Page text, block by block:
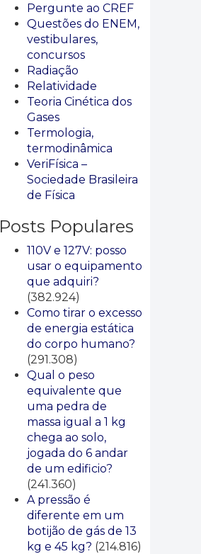
Pergunte ao CREF
Questões do ENEM,
vestibulares,
concursos
Radiação
Relatividade
Teoria Cinética dos
Gases
Termologia,
termodinâmica
VeriFísica –
Sociedade Brasileira
de Física
Posts Populares
110V e 127V: posso
usar o equipamento
que adquiri?
(382.924)
Como tirar o excesso
de energia estática
do corpo humano?
(291.308)
Qual o peso
equivalente que
uma pedra de
massa igual a 1 kg
chega ao solo,
jogada do 6 andar
de um edificio?
(241.360)
A pressão é
diferente em um
botijão de gás de 13
kg e 45 kg? (214.816)